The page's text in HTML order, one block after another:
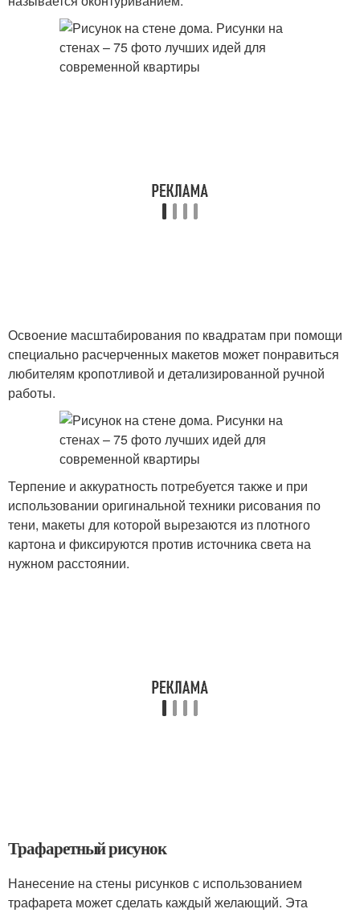
Освоение масштабирования по квадратам при помощи
специально расчерченных макетов может понравиться
любителям кропотливой и детализированной ручной
работы.
Терпение и аккуратность потребуется также и при
использовании оригинальной техники рисования по
тени, макеты для которой вырезаются из плотного
картона и фиксируются против источника света на
нужном расстоянии.
Трафаретный рисунок
Нанесение на стены рисунков с использованием
трафарета может сделать каждый желающий. Эта